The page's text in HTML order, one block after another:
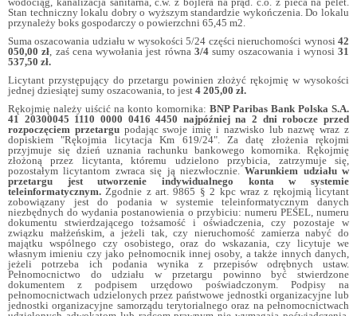
Stan techniczny lokalu dobry o wyższym standardzie wykończenia. Do lokalu
przynależy boks gospodarczy o powierzchni 65,45 m2.
Suma oszacowania udziału w wysokości 5/24 części nieruchomości wynosi 42
050,00 zł , zaś cena wywołania jest równa 3/4 sumy oszacowania i wynosi 31
537,50 zł.
Licytant przystępujący do przetargu powinien złożyć rękojmię w wysokości
jednej dziesiątej sumy oszacowania, to jest 4 205,00 zł.
Rękojmię należy uiścić na konto komornika: BNP Paribas Bank Polska S.A.
41 20300045 1110 0000 0416 4450 najpóźniej na 2 dni robocze przed
rozpoczęciem przetargu podając swoje imię i nazwisko lub nazwę wraz z
dopiskiem "Rękojmia licytacja Km 619/24". Za datę złożenia rękojmi
przyjmuje się dzień uznania rachunku bankowego komornika. Rękojmię
złożoną przez licytanta, któremu udzielono przybicia, zatrzymuje się,
pozostałym licytantom zwraca się ją niezwłocznie.Warunkiem udziału w
przetargu jest utworzenie indywidualnego konta w systemie
teleinformatycznym. Zgodnie z art. 9865 § 2 kpc wraz z rękojmią licytant
zobowiązany jest do podania w systemie teleinformatycznym danych
niezbędnych do wydania postanowienia o przybiciu: numeru PESEL, numeru
dokumentu stwierdzającego tożsamość i oświadczenia, czy pozostaje w
związku małżeńskim, a jeżeli tak, czy nieruchomość zamierza nabyć do
majątku wspólnego czy osobistego, oraz do wskazania, czy licytuje we
własnym imieniu czy jako pełnomocnik innej osoby, a także innych danych,
jeżeli potrzeba ich podania wynika z przepisów odrębnych ustaw.
Pełnomocnictwo do udziału w przetargu powinno być stwierdzone
dokumentem z podpisem urzędowo poświadczonym. Podpisy na
pełnomocnictwach udzielonych przez państwowe jednostki organizacyjne lub
jednostki organizacyjne samorządu terytorialnego oraz na pełnomocnictwach